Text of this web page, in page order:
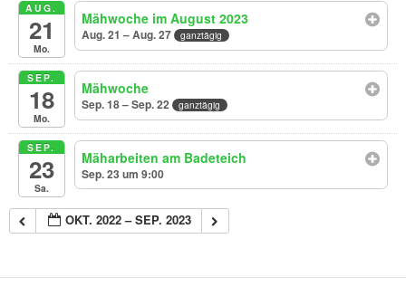
AUG.
21
Mo.
Mähwoche im August 2023
Aug. 21 – Aug. 27 ganztägig
SEP.
18
Mo.
Mähwoche
Sep. 18 – Sep. 22 ganztägig
SEP.
23
Sa.
Mäharbeiten am Badeteich
Sep. 23 um 9:00
OKT. 2022 – SEP. 2023